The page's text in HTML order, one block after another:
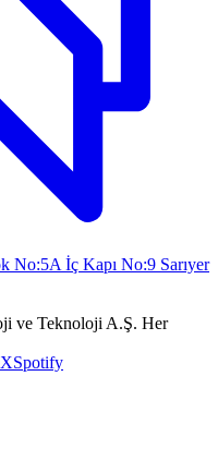
No:5A İç Kapı No:9 Sarıyer
ve Teknoloji A.Ş. Her
XSpotify